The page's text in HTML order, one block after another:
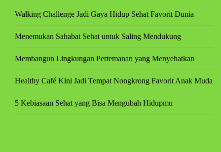
Walking Challenge Jadi Gaya Hidup Sehat Favorit Dunia
Menemukan Sahabat Sehat untuk Saling Mendukung
Membangun Lingkungan Pertemanan yang Menyehatkan
Healthy Café Kini Jadi Tempat Nongkrong Favorit Anak Muda
5 Kebiasaan Sehat yang Bisa Mengubah Hidupmu